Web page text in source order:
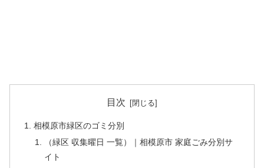
目次
相模原市緑区のゴミ分別
（緑区 収集曜日 一覧）｜相模原市 家庭ごみ分別サ
イト